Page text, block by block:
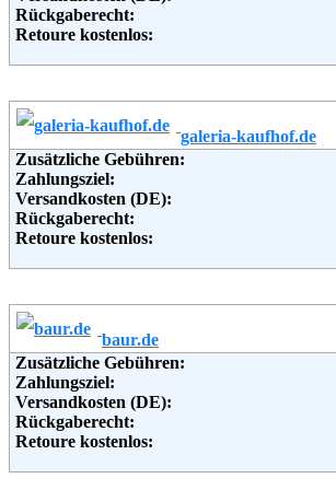
Rückgaberecht:
Retoure kostenlos:
Weitere Zahlungsmethoden:
Telefon:
Fax:
Email:
galeria-kaufhof.de
Zusätzliche Gebühren:
Zahlungsziel:
Versandkosten (DE):
Rückgaberecht:
Retoure kostenlos:
Weitere Zahlungsmethoden:
Telefon:
Fax:
Email:
baur.de
Zusätzliche Gebühren:
Zahlungsziel:
Versandkosten (DE):
Rückgaberecht:
Retoure kostenlos: